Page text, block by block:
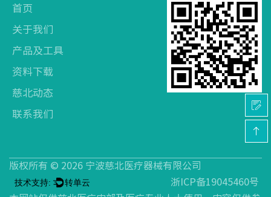
首页
关于我们
产品及工具
资料下载
慈北动态
联系我们
版权所有 © 2026 宁波慈北医疗器械有限公司
技术支持: 转单云
浙ICP备19045460号